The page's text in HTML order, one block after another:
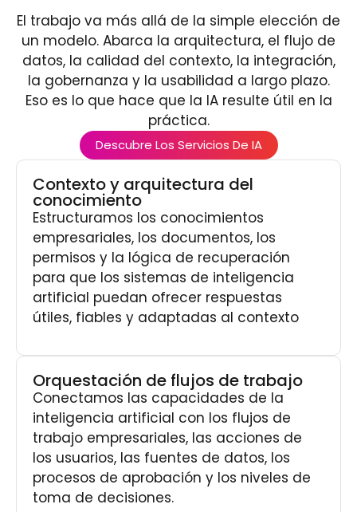
Contexto y arquitectura del
conocimiento
Estructuramos los conocimientos
empresariales, los documentos, los
permisos y la lógica de recuperación
para que los sistemas de inteligencia
artificial puedan ofrecer respuestas
útiles, fiables y adaptadas al contexto
Orquestación de flujos de trabajo
Conectamos las capacidades de la
inteligencia artificial con los flujos de
trabajo empresariales, las acciones de
los usuarios, las fuentes de datos, los
procesos de aprobación y los niveles de
toma de decisiones.
El trabajo va más allá de la simple elección de
un modelo. Abarca la arquitectura, el flujo de
datos, la calidad del contexto, la integración,
la gobernanza y la usabilidad a largo plazo.
Eso es lo que hace que la IA resulte útil en la
práctica.
Descubre Los Servicios De IA